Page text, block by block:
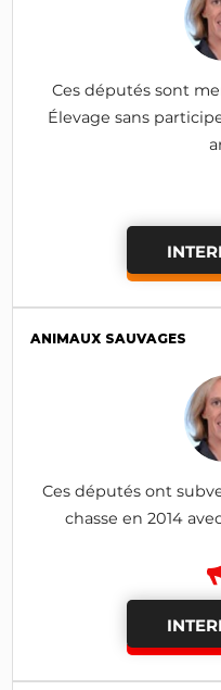
Ces députés sont
Élevage sans
ANIMAUX SAUVAGES
Ces députés ont
chasse en